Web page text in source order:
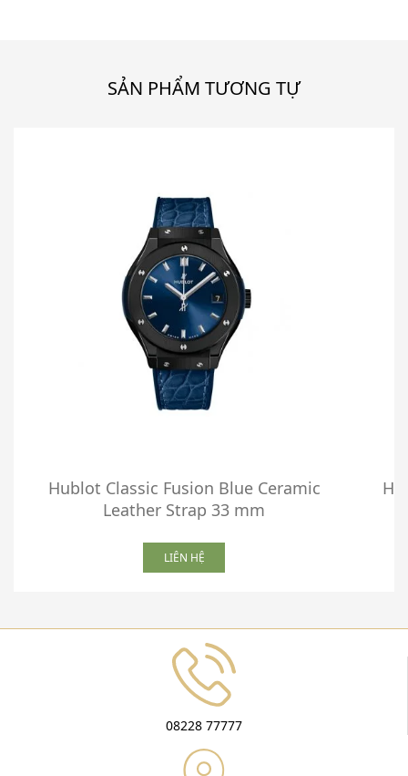
SẢN PHẨM TƯƠNG TỰ
Hublot Classic Fusion Blue Ceramic
Leather Strap 33 mm
LIÊN HỆ
08228 77777